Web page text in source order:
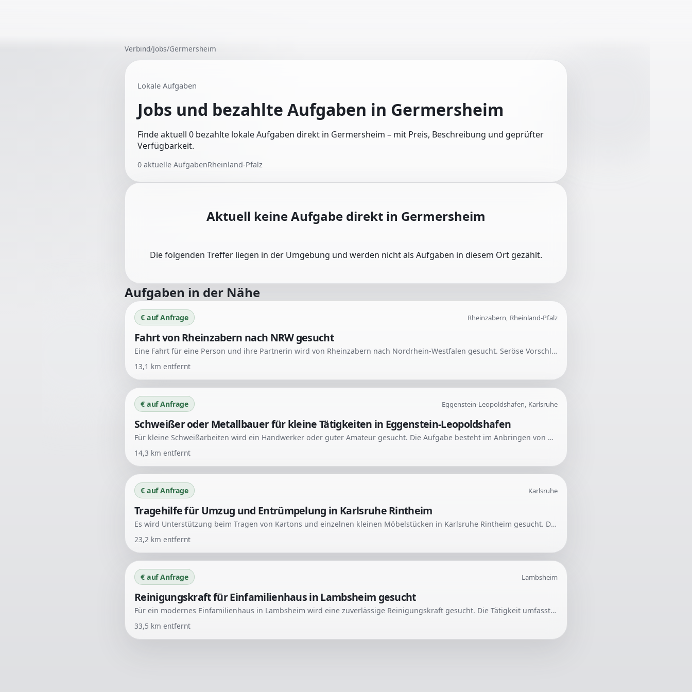
Verbind/Jobs/Germersheim
Lokale Aufgaben
Jobs und bezahlte Aufgaben in Germersheim
Finde aktuell 0 bezahlte lokale Aufgaben direkt in Germersheim – mit Preis, Beschreibung und geprüfter
Verfügbarkeit.
0 aktuelle AufgabenRheinland-Pfalz
Aktuell keine Aufgabe direkt in Germersheim
Die folgenden Treffer liegen in der Umgebung und werden nicht als Aufgaben in diesem Ort gezählt.
Aufgaben in der Nähe
€ auf Anfrage Rheinzabern, Rheinland-Pfalz
Fahrt von Rheinzabern nach NRW gesucht
Eine Fahrt für eine Person und ihre Partnerin wird von Rheinzabern nach Nordrhein-Westfalen gesucht. Seröse Vorschläge und Möglichkeiten werden erwünscht.
13,1 km entfernt
€ auf Anfrage Eggenstein-Leopoldshafen, Karlsruhe
Schweißer oder Metallbauer für kleine Tätigkeiten in Eggenstein-Leopoldshafen
Für kleine Schweißarbeiten wird ein Handwerker oder guter Amateur gesucht. Die Aufgabe besteht im Anbringen von Winkeln durch Schweißarbeiten. Die Tätigkeiten sind nicht groß, erfordern jedoch entsprechende Fähigkeiten.
14,3 km entfernt
€ auf Anfrage Karlsruhe
Tragehilfe für Umzug und Entrümpelung in Karlsruhe Rintheim
Es wird Unterstützung beim Tragen von Kartons und einzelnen kleinen Möbelstücken in Karlsruhe Rintheim gesucht. Die Arbeit umfasst auch das Aufbauen von wenigen Möbeln wie einem Bett und einem Schreibtischstuhl. Der Einsatz ist für Donnerstag, 06.08., vorgesehen.
23,2 km entfernt
€ auf Anfrage Lambsheim
Reinigungskraft für Einfamilienhaus in Lambsheim gesucht
Für ein modernes Einfamilienhaus in Lambsheim wird eine zuverlässige Reinigungskraft gesucht. Die Tätigkeit umfasst die Reinigung der Bäder, Abstauben und Wischen für ca. 3 Stunden pro Woche.
33,5 km entfernt